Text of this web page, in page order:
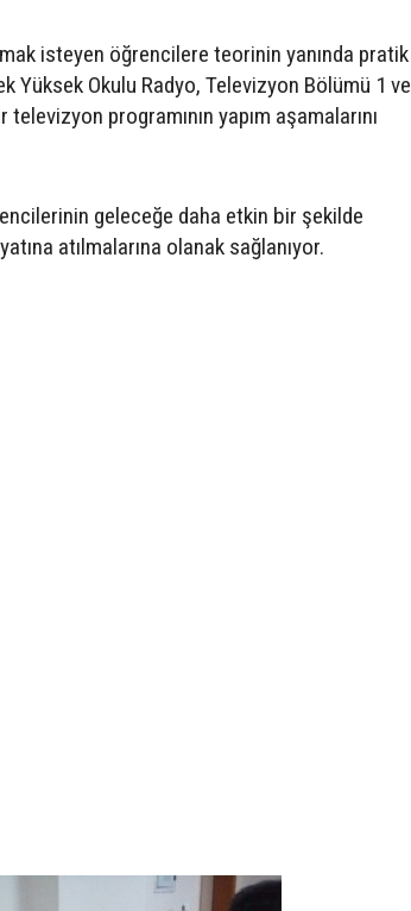
isteyen öğrencilere teorinin yanında pratik
Yüksek Okulu Radyo, Televizyon Bölümü 1 ve
programının yapım aşamalarını
geleceğe daha etkin bir şekilde
atılmalarına olanak sağlanıyor.